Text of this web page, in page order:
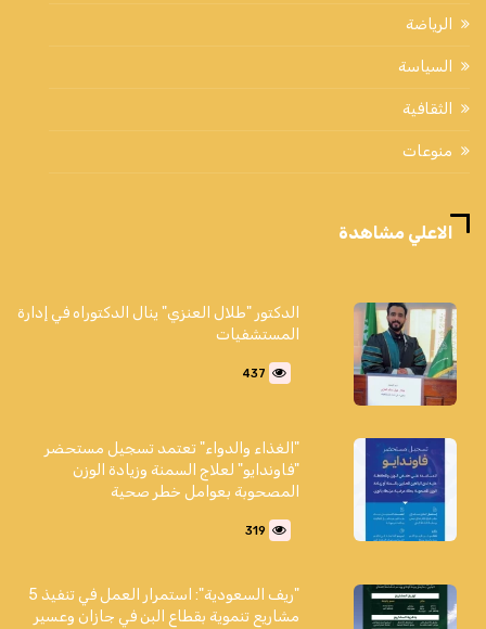
الرياضة
السياسة
الثقافية
منوعات
الاعلي مشاهدة
الدكتور "طلال العنزي" ينال الدكتوراه في إدارة
المستشفيات
437
"الغذاء والدواء" تعتمد تسجيل مستحضر
"فاوندايو" لعلاج السمنة وزيادة الوزن
المصحوبة بعوامل خطر صحية
319
"ريف السعودية": استمرار العمل في تنفيذ 5
مشاريع تنموية بقطاع البن في جازان وعسير